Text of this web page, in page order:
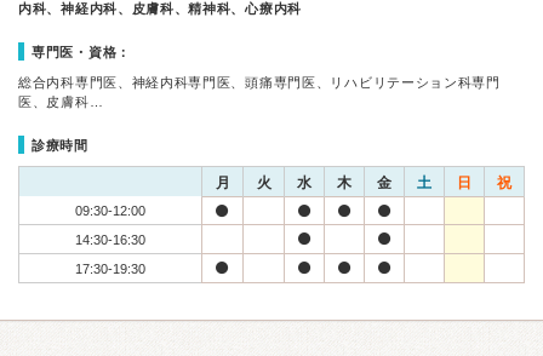
内科、神経内科、皮膚科、精神科、心療内科
専門医・資格：
総合内科専門医、神経内科専門医、頭痛専門医、リハビリテーション科専門
医、皮膚科…
診療時間
月 火 水 木 金 土 日 祝
09:30-12:00
14:30-16:30
17:30-19:30